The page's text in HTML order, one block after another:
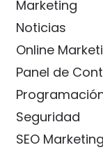
Marketing
Noticias
Online
Panel de
Seguridad
SEO Marketing